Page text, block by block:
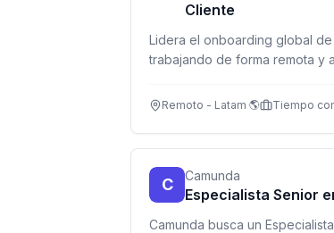
Cliente
Lidera el onboarding global de
trabajando de forma remota y
Remoto - Latam 🌎 Tiempo
C Camunda
Especialista Senior
Camunda busca un